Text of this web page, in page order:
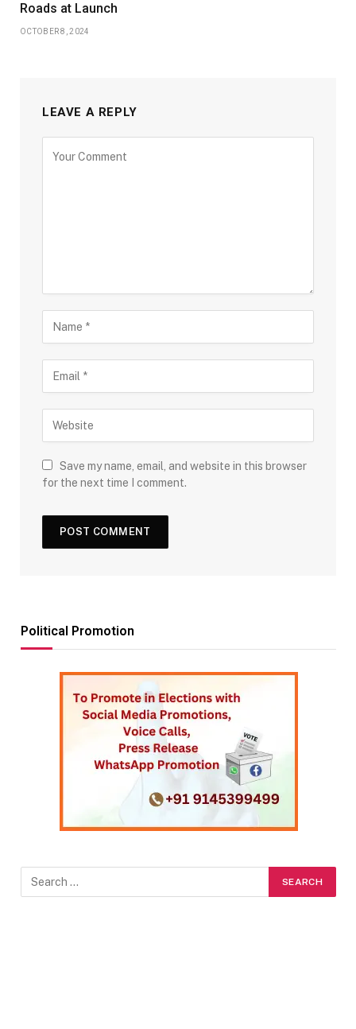
Roads at Launch
OCTOBER 8, 2024
LEAVE A REPLY
Save my name, email, and website in this browser
for the next time I comment.
Political Promotion